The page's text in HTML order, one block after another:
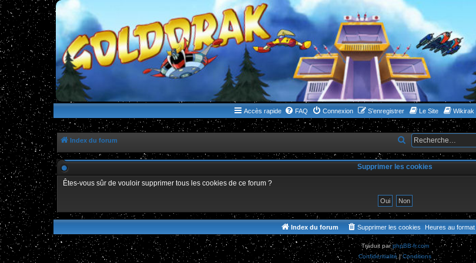
WWW.GOLDORAKGO.COM
le site de la Lune Rouge
Accès rapide FAQ Connexion S’enregistrer Le Site Wikirak
Index du forum
e
c
e
c
h
e
Supprimer les cookies
Êtes-vous sûr de vouloir supprimer tous les cookies de ce forum ?
Index du forum Heures au format
Supprimer les cookies
Traduit parphpBB-fr.com
Confidentialité |Conditions